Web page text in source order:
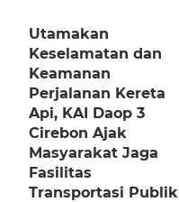
Utamakan
Keselamatan dan
Keamanan
Perjalanan Kereta
Api, KAI Daop 3
Cirebon Ajak
Masyarakat Jaga
Fasilitas
Transportasi Publik